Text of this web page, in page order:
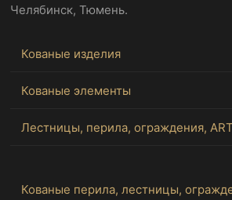
Челябинск, Тюмень.
Кованые изделия
Кованые элементы
Лестницы, перила, ограждения, ART
Кованые перила, лестницы,